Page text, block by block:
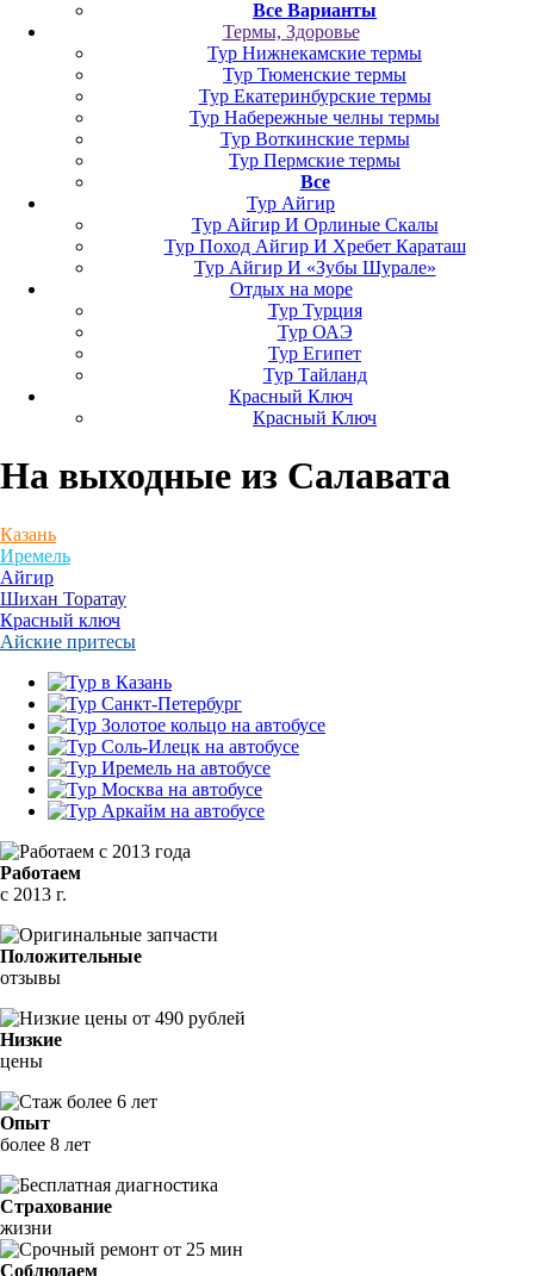
Все Варианты
Термы, Здоровье
Тур Нижнекамские термы
Тур Тюменские термы
Тур Екатеринбурские термы
Тур Набережные челны термы
Тур Воткинские термы
Тур Пермские термы
Все
Тур Айгир
Тур Айгир И Орлиные Скалы
Тур Поход Айгир И Хребет Караташ
Тур Айгир И «Зубы Шурале»
Отдых на море
Тур Турция
Тур ОАЭ
Тур Египет
Тур Тайланд
Красный Ключ
Красный Ключ
На выходные из Салавата
Казань
Иремель
Айгир
Шихан Торатау
Красный ключ
Айские притесы
Работаем
с 2013 г.
Положительные
отзывы
Низкие
цены
Опыт
более 8 лет
Страхование
жизни
Соблюдаем